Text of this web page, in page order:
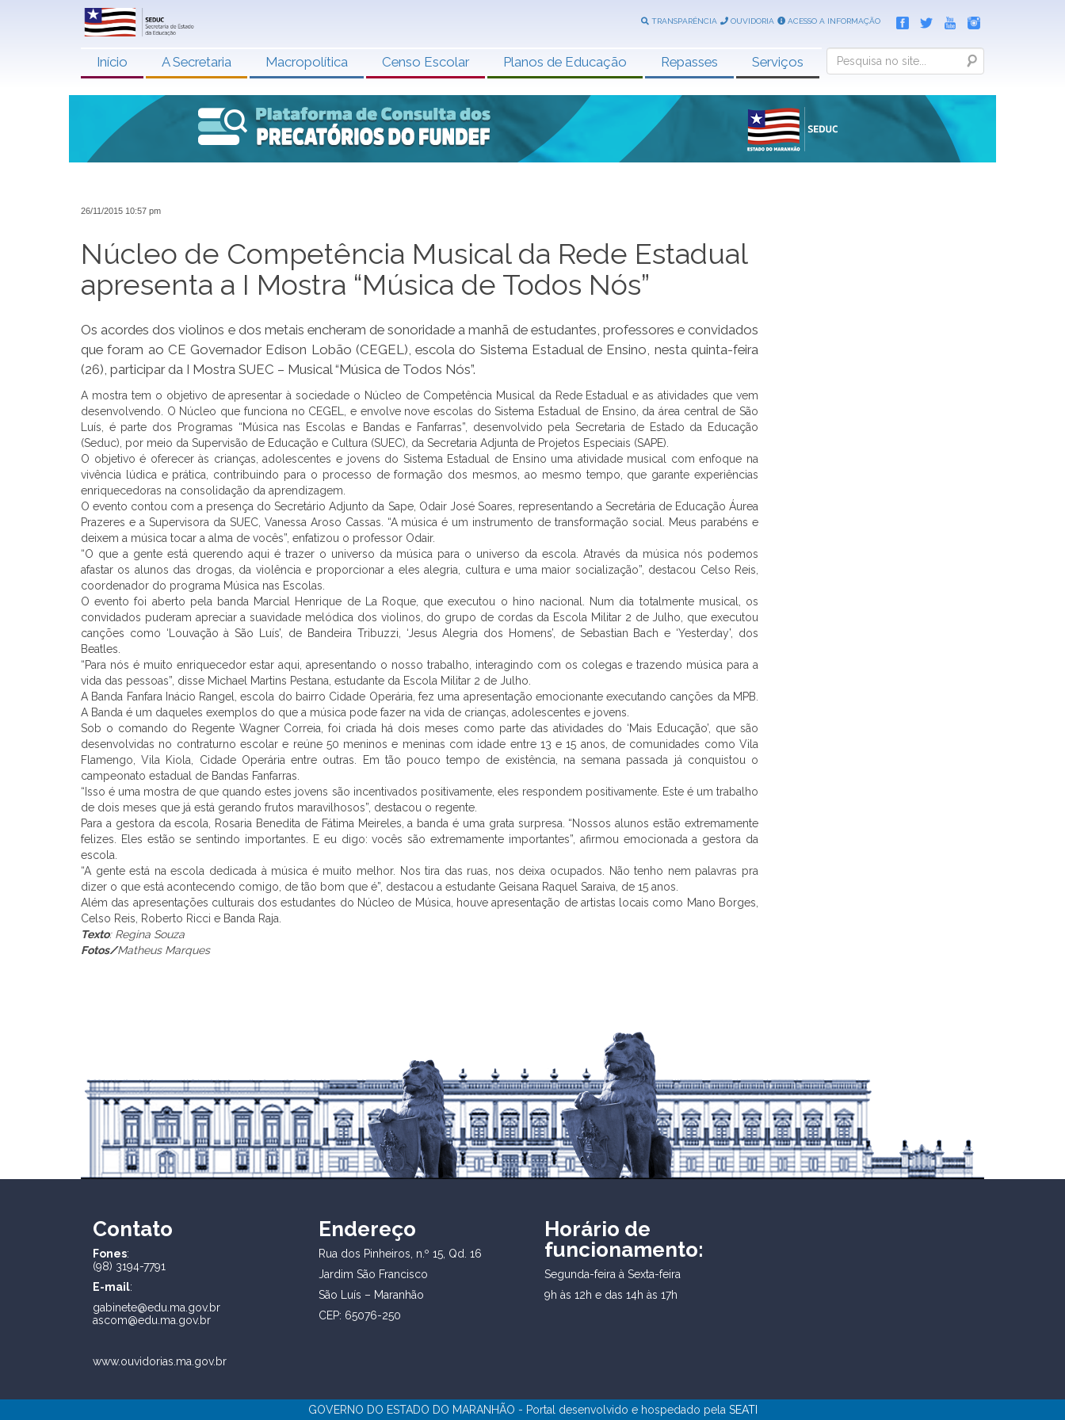
TRANSPARÊNCIA OUVIDORIA ACESSO A INFORMAÇÃO
Início A Secretaria Macropolítica Censo Escolar Planos de Educação Repasses Serviços Search
26/11/2015 10:57 pm
Núcleo de Competência Musical da Rede Estadual
apresenta a I Mostra “Música de Todos Nós”
Os acordes dos violinos e dos metais encheram de sonoridade a manhã de estudantes, professores e convidados
que foram ao CE Governador Edison Lobão (CEGEL), escola do Sistema Estadual de Ensino, nesta quinta-feira
(26), participar da I Mostra SUEC – Musical “Música de Todos Nós”.
A mostra tem o objetivo de apresentar à sociedade o Núcleo de Competência Musical da Rede Estadual e as atividades que vem
desenvolvendo. O Núcleo que funciona no CEGEL, e envolve nove escolas do Sistema Estadual de Ensino, da área central de São
Luís, é parte dos Programas “Música nas Escolas e Bandas e Fanfarras”, desenvolvido pela Secretaria de Estado da Educação
(Seduc), por meio da Supervisão de Educação e Cultura (SUEC), da Secretaria Adjunta de Projetos Especiais (SAPE).
O objetivo é oferecer às crianças, adolescentes e jovens do Sistema Estadual de Ensino uma atividade musical com enfoque na
vivência lúdica e prática, contribuindo para o processo de formação dos mesmos, ao mesmo tempo, que garante experiências
enriquecedoras na consolidação da aprendizagem.
O evento contou com a presença do Secretário Adjunto da Sape, Odair José Soares, representando a Secretária de Educação Áurea
Prazeres e a Supervisora da SUEC, Vanessa Aroso Cassas. “A música é um instrumento de transformação social. Meus parabéns e
deixem a música tocar a alma de vocês”, enfatizou o professor Odair.
“O que a gente está querendo aqui é trazer o universo da música para o universo da escola. Através da música nós podemos
afastar os alunos das drogas, da violência e proporcionar a eles alegria, cultura e uma maior socialização”, destacou Celso Reis,
coordenador do programa Música nas Escolas.
O evento foi aberto pela banda Marcial Henrique de La Roque, que executou o hino nacional. Num dia totalmente musical, os
convidados puderam apreciar a suavidade melódica dos violinos, do grupo de cordas da Escola Militar 2 de Julho, que executou
canções como ‘Louvação à São Luís’, de Bandeira Tribuzzi, ‘Jesus Alegria dos Homens’, de Sebastian Bach e ‘Yesterday’, dos
Beatles.
“Para nós é muito enriquecedor estar aqui, apresentando o nosso trabalho, interagindo com os colegas e trazendo música para a
vida das pessoas”, disse Michael Martins Pestana, estudante da Escola Militar 2 de Julho.
A Banda Fanfara Inácio Rangel, escola do bairro Cidade Operária, fez uma apresentação emocionante executando canções da MPB.
A Banda é um daqueles exemplos do que a música pode fazer na vida de crianças, adolescentes e jovens.
Sob o comando do Regente Wagner Correia, foi criada há dois meses como parte das atividades do ‘Mais Educação’, que são
desenvolvidas no contraturno escolar e reúne 50 meninos e meninas com idade entre 13 e 15 anos, de comunidades como Vila
Flamengo, Vila Kiola, Cidade Operária entre outras. Em tão pouco tempo de existência, na semana passada já conquistou o
campeonato estadual de Bandas Fanfarras.
“Isso é uma mostra de que quando estes jovens são incentivados positivamente, eles respondem positivamente. Este é um trabalho
de dois meses que já está gerando frutos maravilhosos”, destacou o regente.
Para a gestora da escola, Rosaria Benedita de Fátima Meireles, a banda é uma grata surpresa. “Nossos alunos estão extremamente
felizes. Eles estão se sentindo importantes. E eu digo: vocês são extremamente importantes”, afirmou emocionada a gestora da
escola.
“A gente está na escola dedicada à música é muito melhor. Nos tira das ruas, nos deixa ocupados. Não tenho nem palavras pra
dizer o que está acontecendo comigo, de tão bom que é”, destacou a estudante Geisana Raquel Saraiva, de 15 anos.
Além das apresentações culturais dos estudantes do Núcleo de Música, houve apresentação de artistas locais como Mano Borges,
Celso Reis, Roberto Ricci e Banda Raja.
Texto: Regina Souza
Fotos/Matheus Marques
Contato
Fones:
(98) 3194-7791
E-mail:
gabinete@edu.ma.gov.br
ascom@edu.ma.gov.br
www.ouvidorias.ma.gov.br
Endereço
Rua dos Pinheiros, n.º 15, Qd. 16
Jardim São Francisco
São Luís – Maranhão
CEP: 65076-250
Horário de
funcionamento:
Segunda-feira à Sexta-feira
9h às 12h e das 14h às 17h
GOVERNO DO ESTADO DO MARANHÃO - Portal desenvolvido e hospedado pela SEATI